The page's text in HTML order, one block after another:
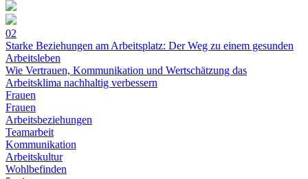
02
Starke Beziehungen am Arbeitsplatz: Der Weg zu einem gesunden
Arbeitsleben
Wie Vertrauen, Kommunikation und Wertschätzung das
Arbeitsklima nachhaltig verbessern
Frauen
Frauen
Arbeitsbeziehungen
Teamarbeit
Kommunikation
Arbeitskultur
Wohlbefinden